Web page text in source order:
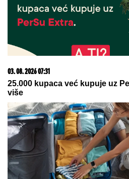
23. 07. 2026 12:47
Letnje večeri u gradu više nisu
Zašto sve više ljudi bira večeru
pretvori u druženje